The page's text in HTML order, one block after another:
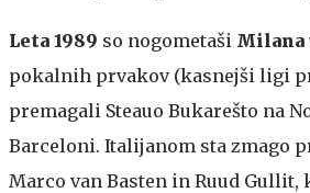
Leta 1989 so nogometaši Milana
pokalnih prvakov (kasnejši ligi
premagali Steauo Bukarešto na
Barceloni. Italijanom sta zmago
Marco van Basten in Ruud Gullit,